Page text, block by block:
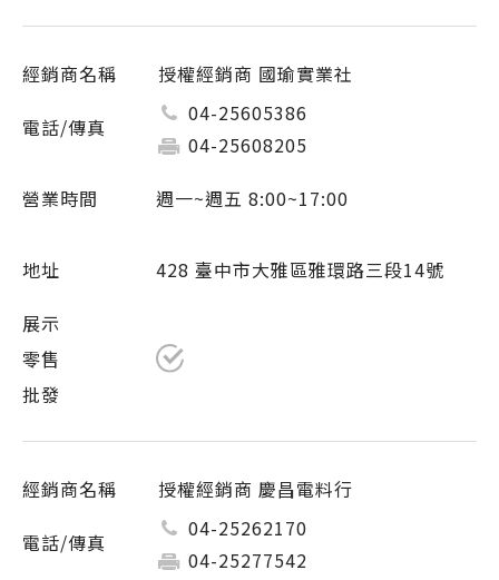
授權經銷商 國瑜實業社
04-25605386
04-25608205
週一~週五 8:00~17:00
428 臺中市大雅區雅環路三段14號
授權經銷商 慶昌電料行
04-25262170
04-25277542